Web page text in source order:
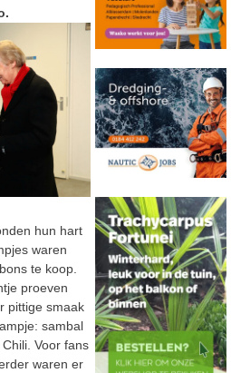
hun hart
waren
te koop.
proeven
pittige smaak
sambal
Voor fans
waren er